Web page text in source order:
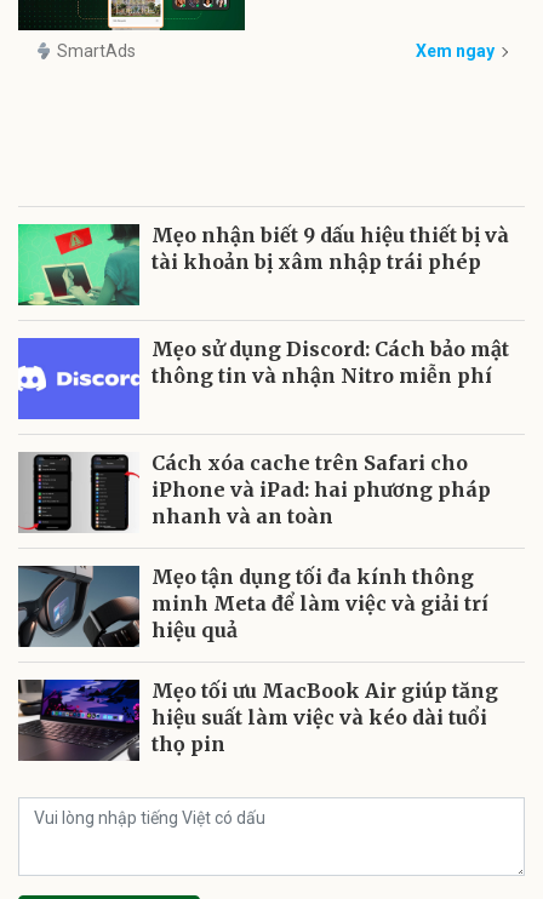
SmartAds Xem ngay
Mẹo nhận biết 9 dấu hiệu thiết bị và
tài khoản bị xâm nhập trái phép
Mẹo sử dụng Discord: Cách bảo mật
thông tin và nhận Nitro miễn phí
Cách xóa cache trên Safari cho
iPhone và iPad: hai phương pháp
nhanh và an toàn
Mẹo tận dụng tối đa kính thông
minh Meta để làm việc và giải trí
hiệu quả
Mẹo tối ưu MacBook Air giúp tăng
hiệu suất làm việc và kéo dài tuổi
thọ pin